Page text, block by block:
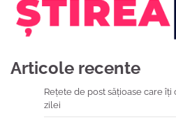
Articole recente
Rețete de post sățioase care
zilei